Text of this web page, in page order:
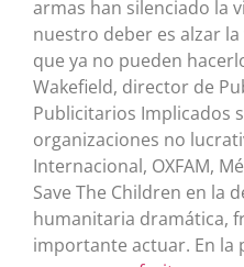
armas han silenciado la
nuestro deber es alzar
que ya no pueden
Wakefield, director de
Publicitarios Implicados
organizaciones no
Internacional, OXFAM,
Save The Children en la
humanitaria dramática,
importante actuar. En la